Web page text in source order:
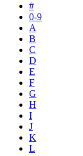
#
0-9
A
B
C
D
E
F
G
H
I
J
K
L